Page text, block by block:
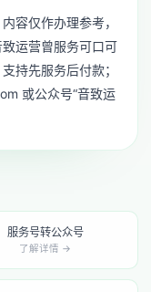
容仅作办理参考，
运营曾服务可口可
持先服务后付款；
或公众号“音致运
服务号转公众号
了解详情 →